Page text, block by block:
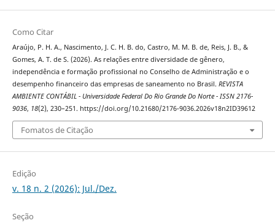
Como Citar
Araújo, P. H. A., Nascimento, J. C. H. B. do, Castro, M. M. B. de, Reis, J. B., &
Gomes, A. T. de S. (2026). As relações entre diversidade de gênero,
independência e formação profissional no Conselho de Administração e o
desempenho financeiro das empresas de saneamento no Brasil. REVISTA
AMBIENTE CONTÁBIL - Universidade Federal Do Rio Grande Do Norte - ISSN 2176-
9036, 18(2), 230–251. https://doi.org/10.21680/2176-9036.2026v18n2ID39612
Fomatos de Citação
Edição
v. 18 n. 2 (2026): Jul./Dez.
Seção